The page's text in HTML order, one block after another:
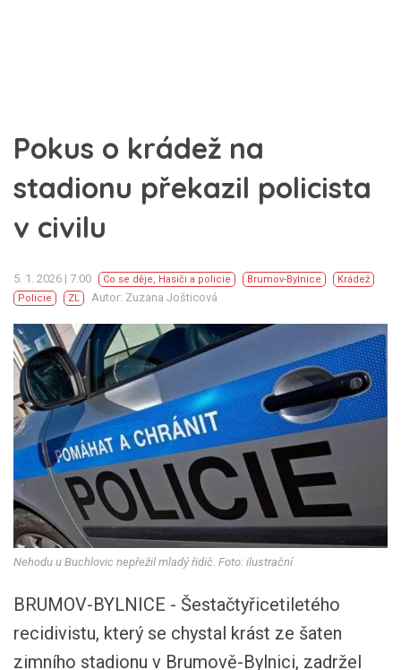
Pokus o krádež na
stadionu překazil policista
v civilu
5. 1. 2026 | 7:00 Co se děje, Hasiči a policie Brumov-Bylnice
Krádež
Policie
ZL Autor: Zuzana Jošticová
Nehodu u Buchlovic nepřežil mladý řidič. Foto: ilustrační
BRUMOV-BYLNICE - Šestačtyřicetiletého
recidivistu, který se chystal krást ze šaten
zimního stadionu v Brumově-Bylnici, zadržel